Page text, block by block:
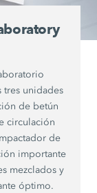
tres unidades
de betún
circulación
de
importante
mezclados y
óptimo.